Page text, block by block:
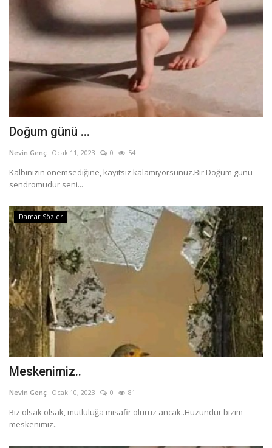
Doğum günü ...
Nevin Genç Ocak 11, 2023 0 54
Kalbinizin önemsediğine, kayıtsız kalamıyorsunuz.Bir Doğum günü
sendromudur seni...
Damar Sözler
Meskenimiz..
Nevin Genç Ocak 10, 2023 0 81
Biz olsak olsak, mutluluğa misafir oluruz ancak..Hüzündür bizim
meskenimiz..